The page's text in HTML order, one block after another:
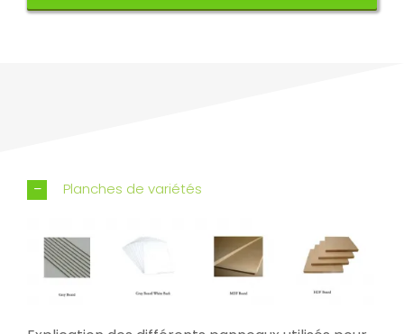
Planches de variétés